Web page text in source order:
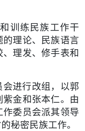
训练民族工作干
理论、民族语言
、理发、修手表和
进行改组，以郭
金和张本仁。由
作委员会派其领导
秘密民族工作。